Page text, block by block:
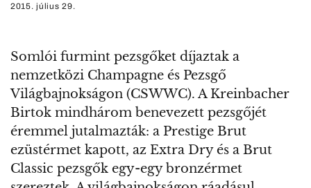
2015. július 29.
Somlói furmint pezsgőket díjaztak a
nemzetközi Champagne és Pezsgő
Világbajnokságon (CSWWC). A Kreinbacher
Birtok mindhárom benevezett pezsgőjét
éremmel jutalmazták: a Prestige Brut
ezüstérmet kapott, az Extra Dry és a Brut
Classic pezsgők egy-egy bronzérmet